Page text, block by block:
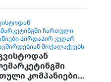
გაქრა
ვეფხვი
ᲩᲐᲠᲗᲣᲚᲘ
ᲞᲘᲠᲓᲐᲞᲘᲠ ᲕᲔᲦᲐᲠ
ᲛᲝᲥᲐᲚᲐᲥᲔᲔᲑᲡ
კომპანიები